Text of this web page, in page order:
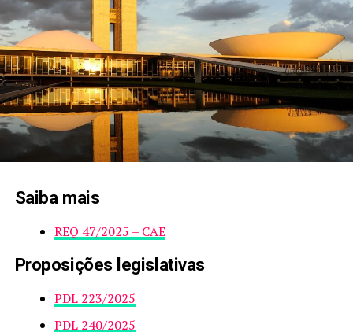
Saiba mais
REQ 47/2025 – CAE
Proposições legislativas
PDL 223/2025
PDL 240/2025